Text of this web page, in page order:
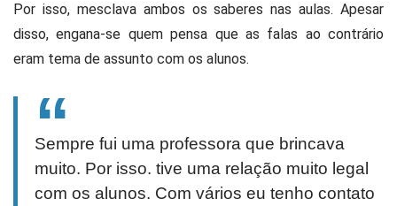
Por isso, mesclava ambos os saberes nas aulas. Apesar
disso, engana-se quem pensa que as falas ao contrário
eram tema de assunto com os alunos.
Sempre fui uma professora que brincava
muito. Por isso. tive uma relação muito legal
com os alunos. Com vários eu tenho contato